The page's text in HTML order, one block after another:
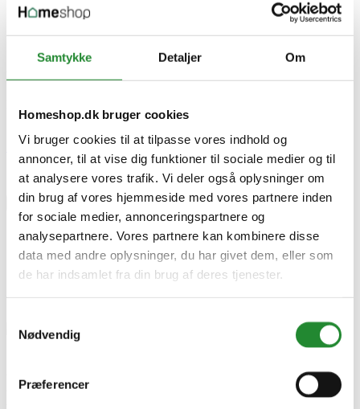
Samtykke Detaljer Om
Homeshop.dk bruger cookies
Vi bruger cookies til at tilpasse vores indhold og
annoncer, til at vise dig funktioner til sociale medier og til
at analysere vores trafik. Vi deler også oplysninger om
din brug af vores hjemmeside med vores partnere inden
for sociale medier, annonceringspartnere og
analysepartnere. Vores partnere kan kombinere disse
data med andre oplysninger, du har givet dem, eller som
de har indsamlet fra din brug af deres tjenester.
Nødvendig
Præferencer
Specifikke referencer
102784
EAN
5705569047224
Skriv produktanmeldelse
Ingen kundeanmeldelser for øjeblikket
×
Moland Molasound Plus 2,6